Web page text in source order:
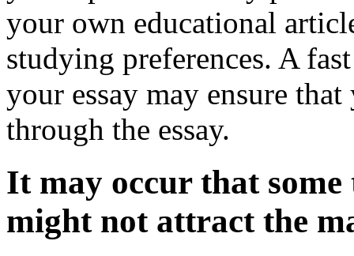
your own educational
studying preferences. A
your essay may ensure
through the essay.
It may occur that some
might not attract the